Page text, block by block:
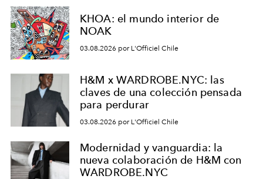
KHOA: el mundo interior de
NOAK
03.08.2026 por L'Officiel Chile
H&M x WARDROBE.NYC: las
claves de una colección pensada
para perdurar
03.08.2026 por L'Officiel Chile
Modernidad y vanguardia: la
nueva colaboración de H&M con
WARDROBE.NYC